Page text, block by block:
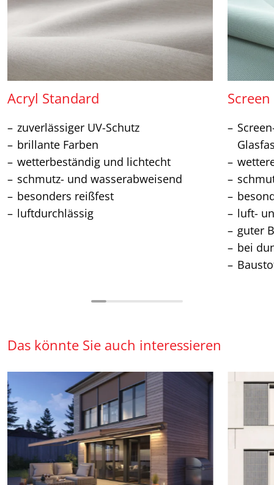
Acryl Standard
zuverlässiger UV-Schutz
brillante Farben
wetterbeständig und lichtecht
schmutz- und wasserabweisend
besonders reißfest
luftdurchlässig
Screen
luft-
guter
bei
Das könnte Sie auch interessieren